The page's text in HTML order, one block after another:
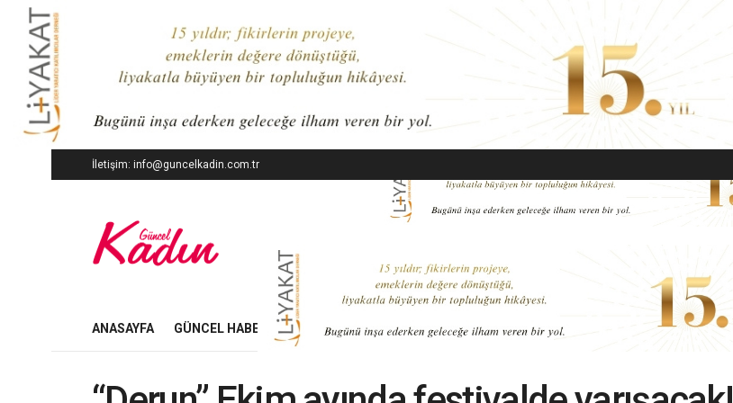
İletişim: info@guncelkadin.com.tr
ANASAYFA GÜNCEL HABERLER İŞ DÜNYASI EKONOMI MODA GÜZELLIK YAŞAM